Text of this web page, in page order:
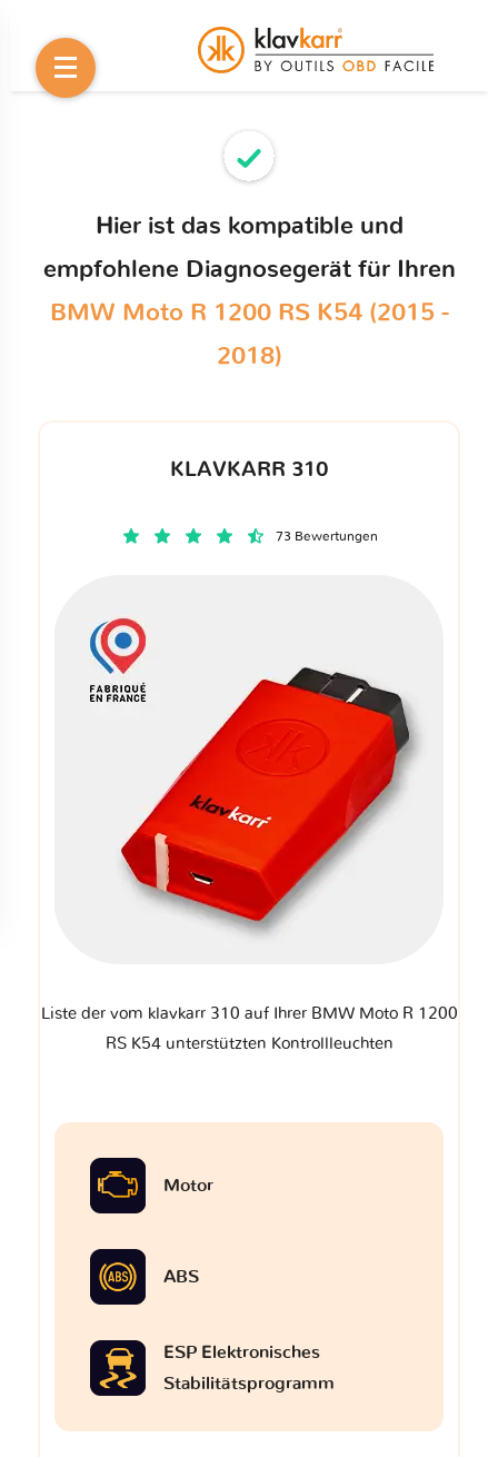
Hier ist das kompatible und
empfohlene Diagnosegerät für Ihren
BMW Moto R 1200 RS K54 (2015 -
2018)
KLAVKARR 310
73 Bewertungen
Liste der vom klavkarr 310 auf Ihrer BMW Moto R 1200
RS K54 unterstützten Kontrollleuchten
Motor
ABS
ESP Elektronisches
Stabilitätsprogramm